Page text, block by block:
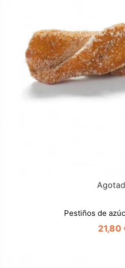
Pestiños de
21,80